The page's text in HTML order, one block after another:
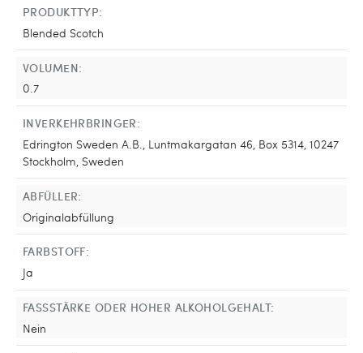
PRODUKTTYP:
Blended Scotch
VOLUMEN:
0.7
INVERKEHRBRINGER:
Edrington Sweden A.B., Luntmakargatan 46, Box 5314, 10247
Stockholm, Sweden
ABFÜLLER:
Originalabfüllung
FARBSTOFF:
Ja
FASSSTÄRKE ODER HOHER ALKOHOLGEHALT:
Nein